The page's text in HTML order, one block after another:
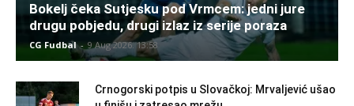
Bokelj čeka Sutjesku pod Vrmcem: jedni jure
drugu pobjedu, drugi izlaz iz serije poraza
CG Fudbal - 9 Aug 2026. 13:58
Crnogorski potpis u Slovačkoj: Mrvaljević ušao